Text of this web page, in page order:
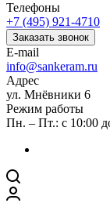
Телефоны
+7 (495) 921-4710
Заказать звонок
E-mail
info@sankeram.ru
Адрес
ул. Мнёвники 6
Режим работы
Пн. – Пт.: с 10:00